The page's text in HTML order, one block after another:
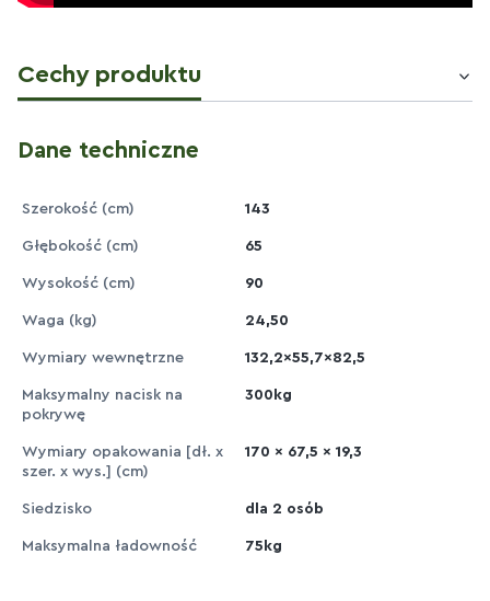
Cechy produktu
Dane techniczne
Szerokość (cm) 143
Głębokość (cm) 65
Wysokość (cm) 90
Waga (kg) 24,50
Wymiary wewnętrzne 132,2x55,7x82,5
Maksymalny nacisk na
pokrywę
300kg
Wymiary opakowania [dł. x
szer. x wys.] (cm)
170 x 67,5 x 19,3
Siedzisko dla 2 osób
Maksymalna ładowność 75kg